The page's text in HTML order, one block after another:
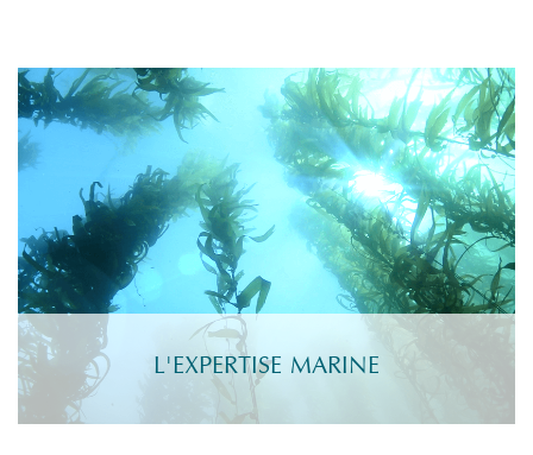
L'EXPERTISE MARINE